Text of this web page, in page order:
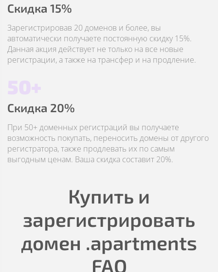
Скидка 15%
Зарегистрировав 20 доменов и более, вы
автоматически получаете постоянную скидку 15%.
Данная акция действует не только на все новые
регистрации, а также на трансфер и на продление.
50+
Скидка 20%
При 50+ доменных регистраций вы получаете
возможность покупать, переносить домены от другого
регистратора, также продлевать их по самым
выгодным ценам. Ваша скидка составит 20%.
Купить и
зарегистрировать
домен .apartments
FAQ